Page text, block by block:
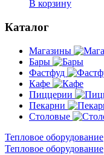
В корзину
Каталог
Магазины
Бары
Фастфуд
Кафе
Пиццерии
Пекарни
Столовые
Тепловое оборудование
Тепловое оборудование